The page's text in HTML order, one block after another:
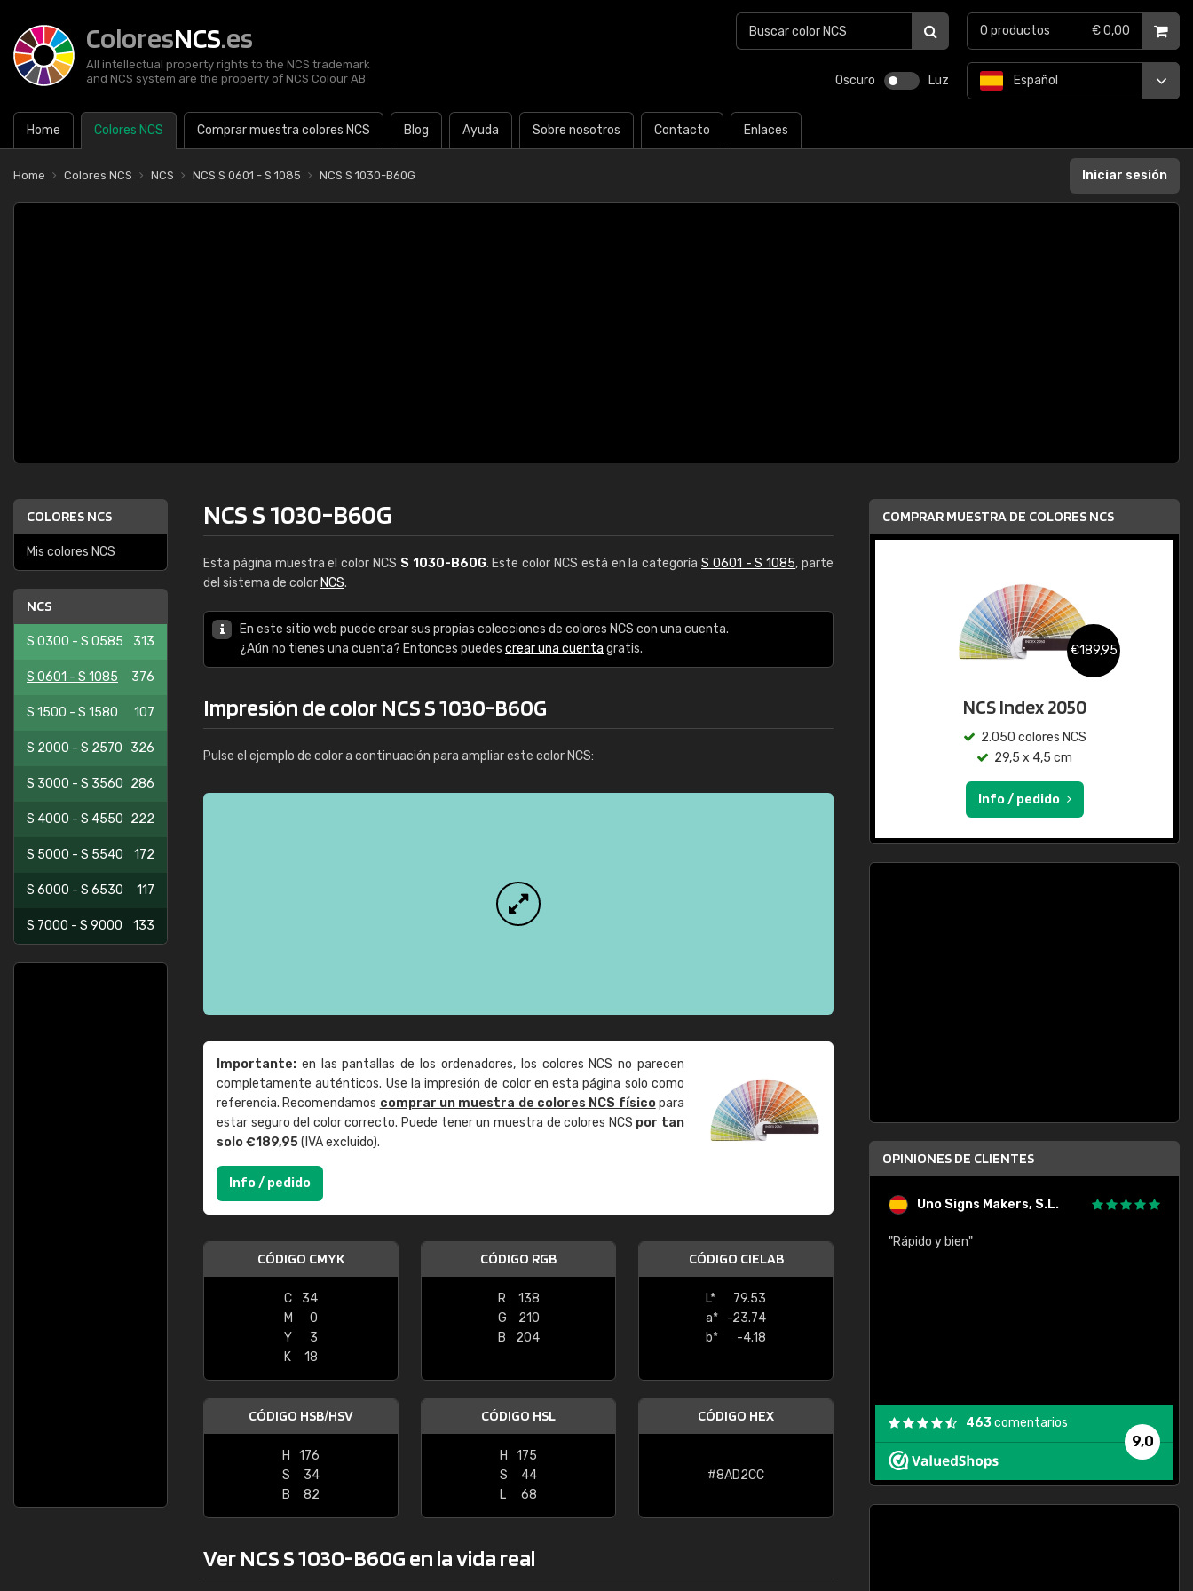
ColoresNCS.es
All intellectual property rights to the NCS trademark
and NCS system are the property of NCS Colour AB
Oscuro Luz
Home Colores NCS Comprar muestra colores NCS Blog Ayuda Sobre nosotros Contacto Enlaces
Español
0 productos € 0,00
Home Colores NCS NCS NCS S 0601 - S 1085 NCS S 1030-B60G Iniciar sesión
COLORES NCS
Mis colores NCS
NCS
S 0300 - S 0585 313
S 0601 - S 1085 376
S 1500 - S 1580 107
S 2000 - S 2570 326
S 3000 - S 3560 286
S 4000 - S 4550 222
S 5000 - S 5540 172
S 6000 - S 6530 117
S 7000 - S 9000 133
NCS S 1030-B60G
Esta página muestra el color NCS S 1030-B60G. Este color NCS está en la categoríaS 0601 - S 1085, parte
del sistema de color NCS.
En este sitio web puede crear sus propias colecciones de colores NCS con una cuenta.
¿Aún no tienes una cuenta? Entonces puedes crear una cuenta gratis.
Impresión de color NCS S 1030-B60G
Pulse el ejemplo de color a continuación para ampliar este color NCS:
Importante: en las pantallas de los ordenadores, los colores NCS no parecen
completamente auténticos. Use la impresión de color en esta página solo como
referencia. Recomendamos comprar un muestra de colores NCS físicopara
estar seguro del color correcto. Puede tener un muestra de colores NCS por tan
solo €189,95(IVA excluido).
Info / pedido
CÓDIGO CMYK
C
34
M
0
Y
3
K
18
CÓDIGO RGB
R
138
G
210
B
204
CÓDIGO CIELAB
L*
79.53
a*
-23.74
b*
-4.18
CÓDIGO HSB/HSV
H
176
S
34
B
82
CÓDIGO HSL
H
175
S
44
L
68
CÓDIGO HEX
#8AD2CC
Ver NCS S 1030-B60G en la vida real
COMPRAR MUESTRA DE COLORES NCS
€189,95
NCS Index 2050
2.050 colores NCS
29,5 x 4,5 cm
Info / pedido
OPINIONES DE CLIENTES
"Buen servicio. No obstante No es fácil
encontrar/comprar lo que se busca"
Uno Signs Makers, S.L.
"Rápido y bien"
9,0
463comentarios